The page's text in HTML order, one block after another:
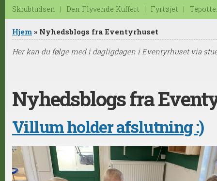
Skrubtudsen Den Flyvende Kuffert Fyrtøjet
Du er her
Hjem » Nyhedsblogs fra Eventyrhuset
Her kan du følge med i dagligdagen i Eventyrhuset via
Nyhedsblogs fra
Villum holder afslutning :)